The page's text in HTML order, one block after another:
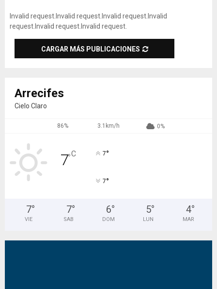
Invalid request. Invalid request. Invalid request. Invalid
request. Invalid request. Invalid request.
CARGAR MÁS PUBLICACIONES
Arrecifes
Cielo Claro
86% 3.1km/h 0%
7°C 7°
7°
7°
VIE
7°
SAB
6°
DOM
5°
LUN
4°
MAR